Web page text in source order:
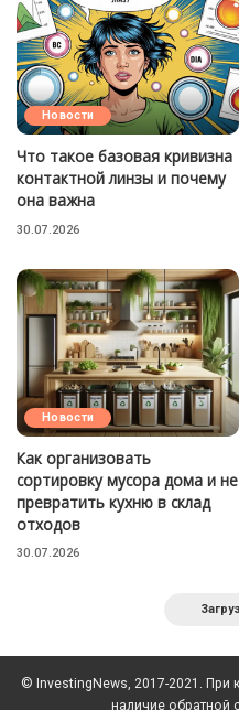
Новости
Что такое базовая кривизна
контактной линзы и почему
она важна
30.07.2026
Новости
Как организовать
сортировку мусора дома и не
превратить кухню в склад
отходов
30.07.2026
© InvestingNews, 2017-2021. При
наличие обратной